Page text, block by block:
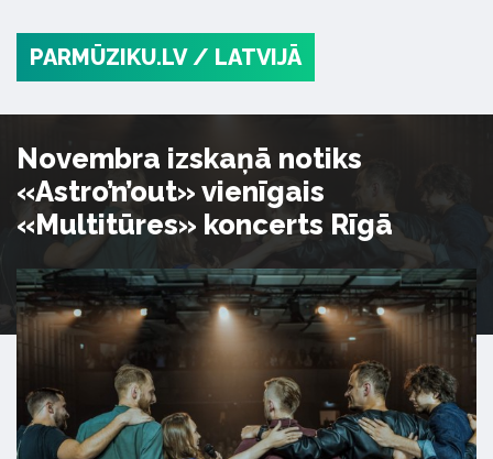
PARMŪZIKU.LV / LATVIJĀ
Novembra izskaņā notiks
«Astro’n’out» vienīgais
«Multitūres» koncerts Rīgā